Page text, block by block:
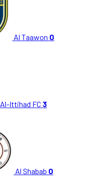
Al Taawon 0
Al-Ittihad FC 3
Al Shabab 0